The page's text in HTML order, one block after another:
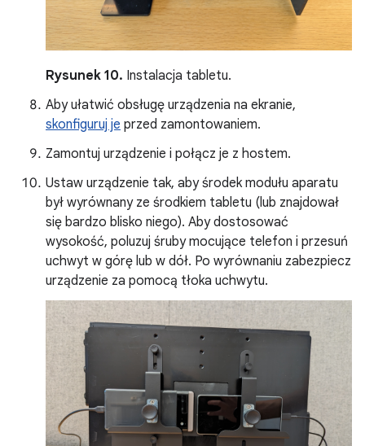
Rysunek 10. Instalacja tabletu.
Aby ułatwić obsługę urządzenia na ekranie,
skonfiguruj je przed zamontowaniem.
Zamontuj urządzenie i połącz je z hostem.
Ustaw urządzenie tak, aby środek modułu aparatu
był wyrównany ze środkiem tabletu (lub znajdował
się bardzo blisko niego). Aby dostosować
wysokość, poluzuj śruby mocujące telefon i przesuń
uchwyt w górę lub w dół. Po wyrównaniu zabezpiecz
urządzenie za pomocą tłoka uchwytu.